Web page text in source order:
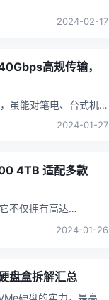
2024-02-17
高规传输，
具备多个卡槽设计，因
2024-01-27
4TB 适配多款
2024-01-26
盘盒拆解汇总